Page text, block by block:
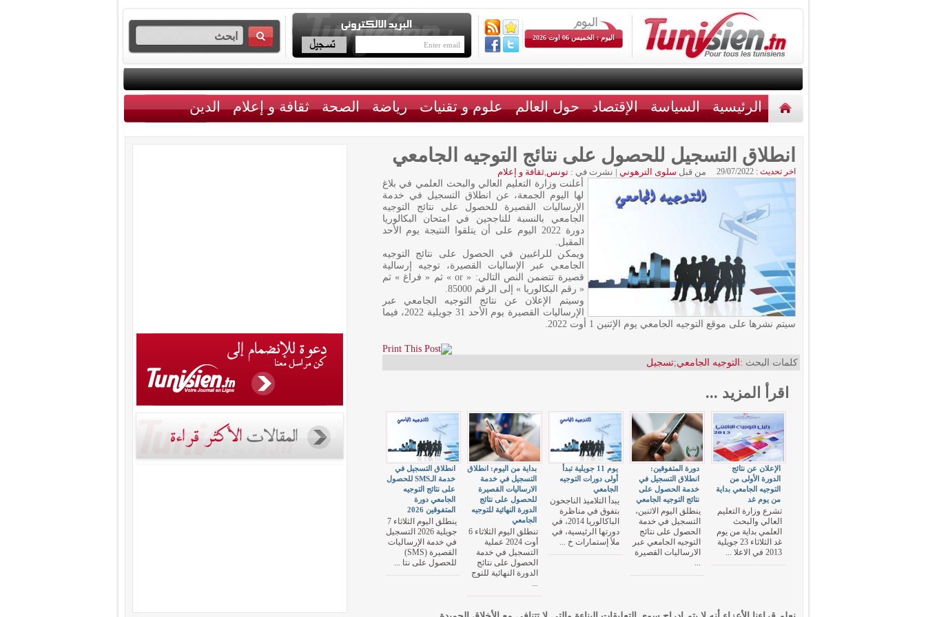
اليوم : الخميس 06 اوت 2026
الرئيسية السياسة الإقتصاد حول العالم علوم و تقنيات رياضة الصحة ثقافة و إعلام الدين
انطلاق التسجيل للحصول على نتائج التوجيه الجامعي
اخر تحديث : 29/07/2022 من قبل سلوى الترهوني | نشرت في :تونس,ثقافة و إعلام
أعلنت وزارة التعليم العالي والبحث العلمي في بلاغ
لها اليوم الجمعة، عن انطلاق التسجيل في خدمة
الإرساليات القصيرة للحصول على نتائج التوجيه
الجامعي بالنسبة للناجحين في امتحان البكالوريا
دورة 2022 اليوم على أن يتلقوا النتيجة يوم الأحد
المقبل.
ويمكن للراغبين في الحصول على نتائج التوجيه
الجامعي عبر الإساليات القصيرة، توجيه إرسالية
قصيرة تتضمن النص التالي: « or » ثم « فراغ » ثم
« رقم البكالوريا » إلى الرقم 85000.
وسيتم الإعلان عن نتائج التوجيه الجامعي عبر
الإرساليات القصيرة يوم الأحد 31 جويلية 2022، فيما
سيتم نشرها على موقع التوجيه الجامعي يوم الإثنين 1 أوت 2022.
كلمات البحث : التوجيه الجامعي;تسجيل
اقرأ المزيد ...
انطلاق التسجيل في
خدمة الـSMS للحصول
على نتائج التوجيه
الجامعي دورة
المتفوقين 2026
ينطلق اليوم الثلاثاء 7
جويلية 2026 التسجيل
في خدمة الإرساليات
القصيرة (SMS)
للحصول على نتا ...
بداية من اليوم: انطلاق
التسجيل في خدمة
الارساليات القصيرة
للحصول على نتائج
الدورة النهائية للتوجيه
الجامعي
تنطلق اليوم الثلاثاء 6
أوت 2024 عملية
التسجيل في خدمة
الحصول على نتائج
الدورة النهائية للتوج
...
يوم 11 جويلية تبدأ
أولى دورات التوجيه
الجامعي
يبدأ التلاميذ الناجحون
بتفوق في مناظرة
الباكالوريا 2014، في
دورتها الرئيسية، في
ملأ إستمارات خ ...
دورة المتفوقين:
انطلاق التسجيل في
خدمة الحصول على
نتائج التوجيه الجامعي
ينطلق اليوم الاثنين،
التسجيل في خدمة
الحصول على نتائج
التوجيه الجامعي عبر
الارساليات القصيرة
...
الإعلان عن نتائج
الدورة الأولى من
التوجيه الجامعي بداية
من يوم غد
تشرع وزارة التعليم
العالي والبحث
العلمي بداية من يوم
غد الثلاثاء 23 جويلية
2013 في الاعلا ...